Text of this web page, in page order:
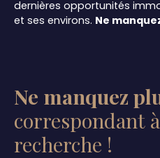
dernières opportunités
et ses environs. Ne
Ne manquez
correspondant
recherche !